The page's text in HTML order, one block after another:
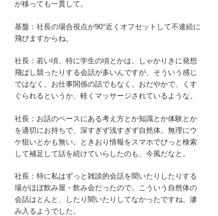
が移っても一貫して。
基盤：社長の場合視点が90°近くオフセットして不連続に
飛びますからね。
社長：若い頃、特に学生の頃とかは、しゃかりきに発想
飛ばし競ったりする会話が多いんですが、そういう感じ
ではなく。お仕事関係の話でもなく。おだやかで、くす
ぐられるというか、軽くマッサージされているような。
社長：お話のベースにある考え方とか知識とか体験とか
を適切にお持ちで、深すぎず浅すぎず自然体。無理にウ
ケ狙いとかも無い。ときおり情報をスマホでぴっと検索
して補足して話を続けていらしたのも、今風だなと。
社長：特に私はずっと雑談的会話を聞いたりしたりする
場がほぼ飲み屋・飲み会だったので。こういう自然体の
会話はとんと、したり聞いたりしてなかったですね。滲
み入るようでした。